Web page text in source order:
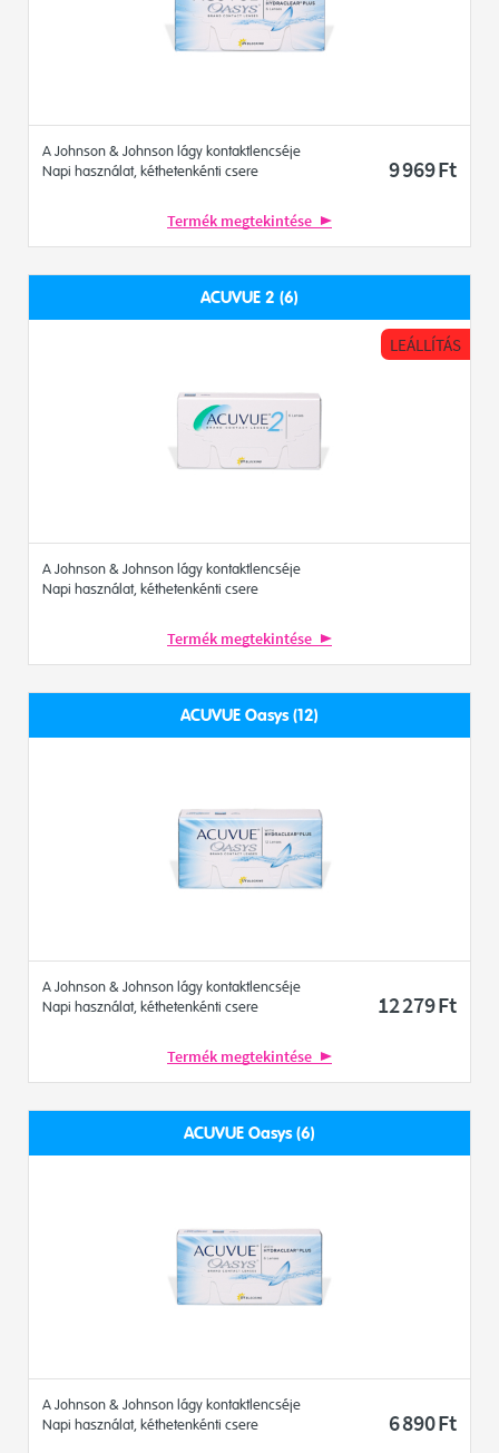
A Johnson & Johnson lágy kontaktlencséje
Napi használat, kéthetenkénti csere
9 969Ft
Termék megtekintése
ACUVUE 2 (6)
LEÁLLÍTÁS
A Johnson & Johnson lágy kontaktlencséje
Napi használat, kéthetenkénti csere
Termék megtekintése
ACUVUE Oasys (12)
A Johnson & Johnson lágy kontaktlencséje
Napi használat, kéthetenkénti csere
12 279Ft
Termék megtekintése
ACUVUE Oasys (6)
A Johnson & Johnson lágy kontaktlencséje
Napi használat, kéthetenkénti csere
6 890Ft